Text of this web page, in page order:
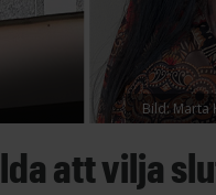
Bild: Marta
att vilja